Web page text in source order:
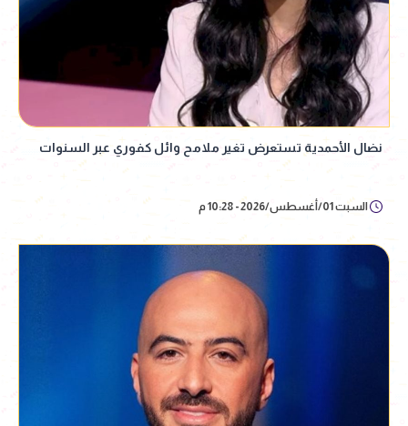
نضال الأحمدية تستعرض تغير ملامح وائل كفوري عبر السنوات
السبت 01/أغسطس/2026 - 10:28 م